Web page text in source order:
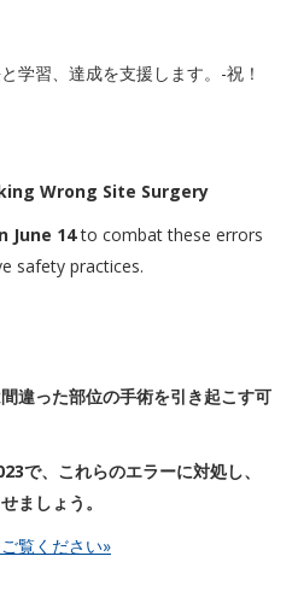
学習、達成を支援します。-祝！
Wrong Site Surgery
June 14to combat these errors
safety practices.
違った部位の手術を引き起こす可
で、これらのエラーに対処し、
ましょう。
覧ください»